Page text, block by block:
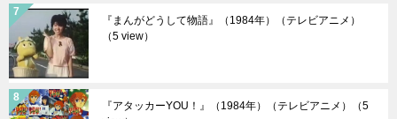
『まんがどうして物語』（1984年）（テレビアニメ）
（5 view）
『アタッカーYOU！』（1984年）（テレビアニメ）
（5